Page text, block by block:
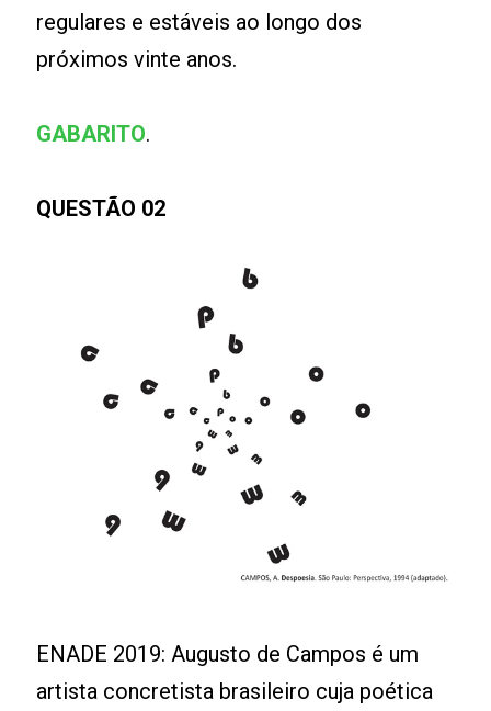
regulares e estáveis ao longo dos
próximos vinte anos.
GABARITO.
QUESTÃO 02
ENADE 2019: Augusto de Campos é um
artista concretista brasileiro cuja poética